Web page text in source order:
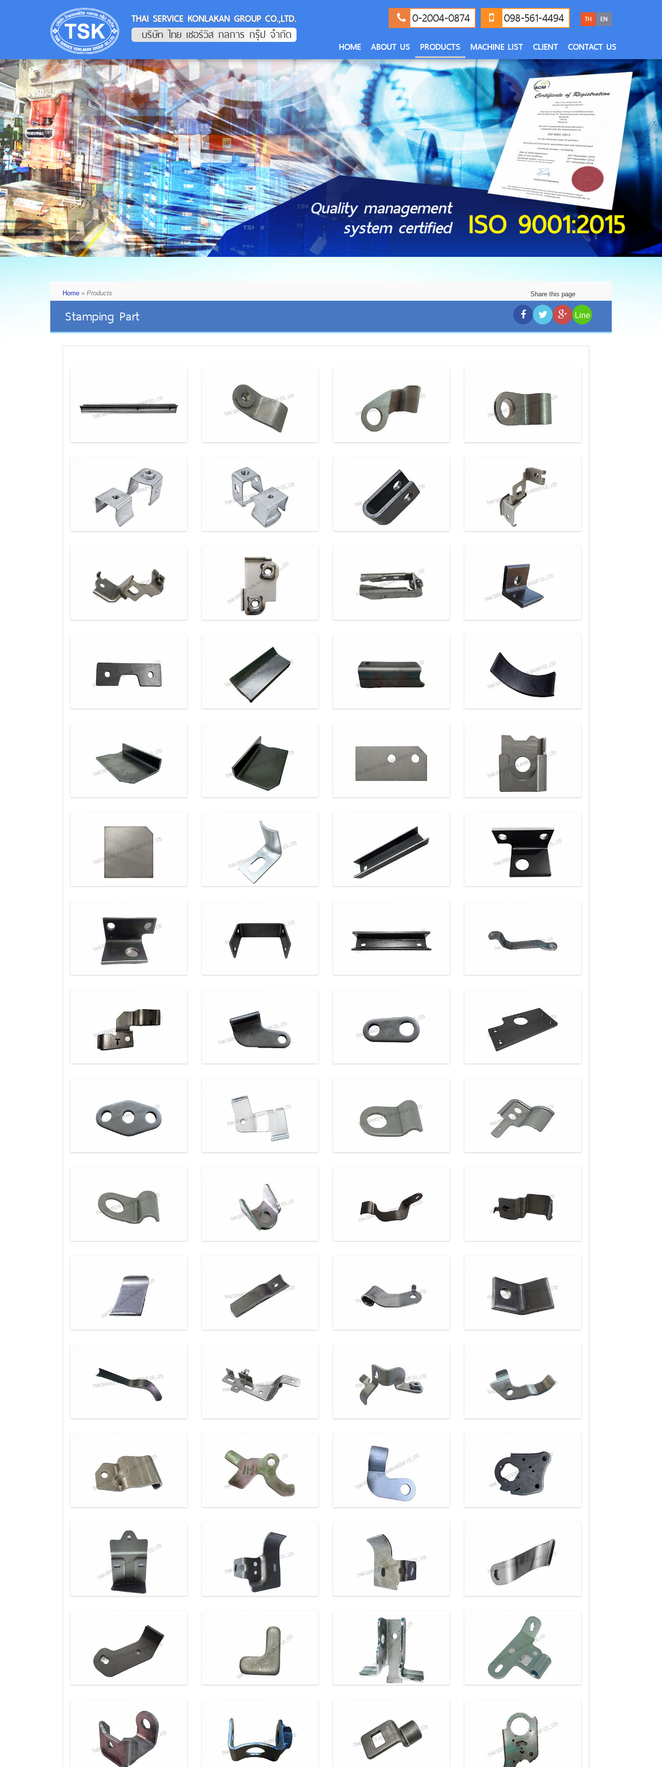
TH EN
0-2004-0874 098-561-4494
THAI SERVICE KONLAKAN GROUP CO.,LTD.
บริษัท ไทย เซอร์วิส กลการ กรุ๊ป จำกัด
HOME ABOUT US PRODUCTS MACHINE LIST CLIENT CONTACT US
Home » Products
Stamping Part
Share this page
Line